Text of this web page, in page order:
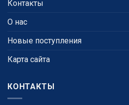
Контакты
О нас
Новые поступления
Карта сайта
КОНТАКТЫ